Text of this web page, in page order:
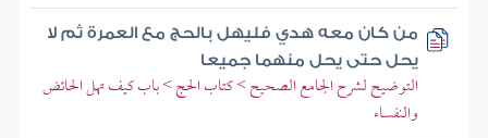
من كان معه هدي فليهل بالحج مع العمرة ثم لا
يحل حتى يحل منهما جميعا
التوضيح لشرح الجامع الصحيح > كتاب الحج > باب كيف تهل الحائض
والنفساء